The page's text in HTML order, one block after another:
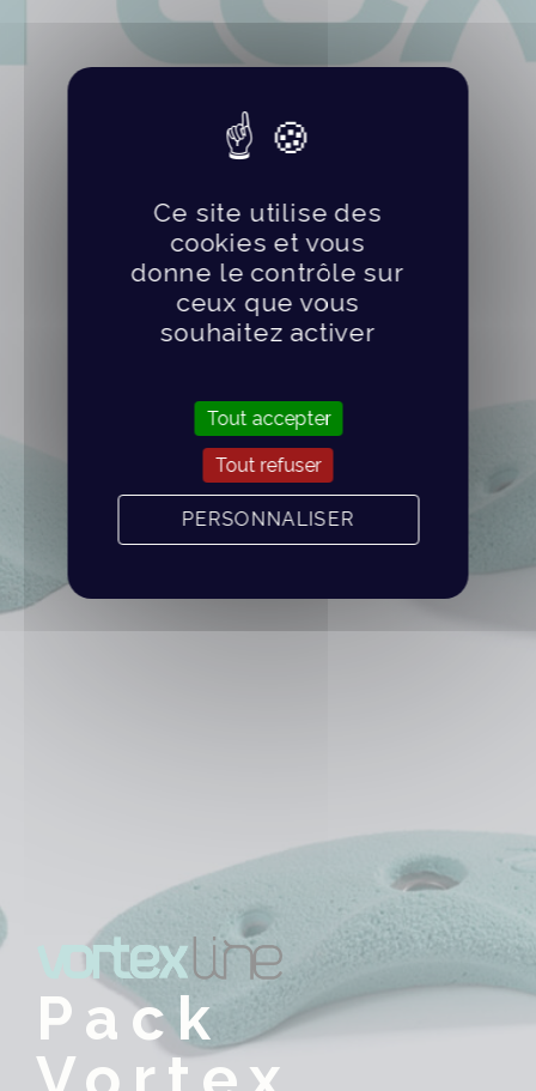
Pack
Ce site utilise des
cookies et vous
donne le contrôle sur
ceux que vous
souhaitez activer
Tout accepter
Tout refuser
PERSONNALISER